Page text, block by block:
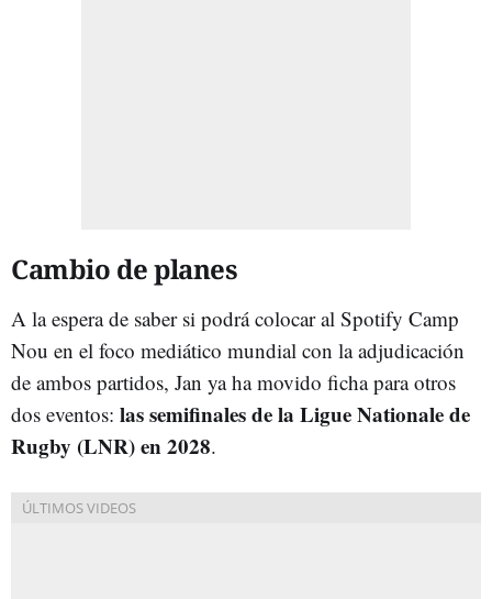
Cambio de planes
A la espera de saber si podrá colocar al Spotify Camp
Nou en el foco mediático mundial con la adjudicación
de ambos partidos, Jan ya ha movido ficha para otros
dos eventos: las semifinales de la Ligue Nationale de
Rugby (LNR) en 2028.